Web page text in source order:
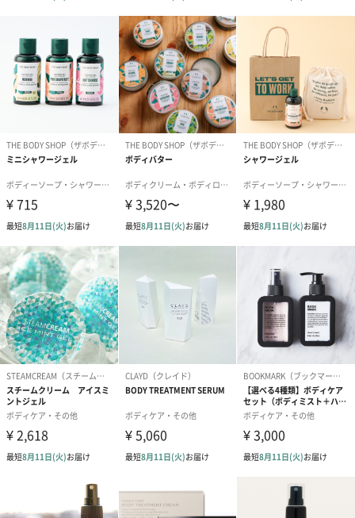
露を帯びた摘みたてのフレッシュなイングリッシュローズの香り
で、エレガントで優美な気分に包まれながらボディをすみずみま
でお手入れできます。
モリンガ
ホワイトフローラルのモリンガの香りで、優しく清らかな気分に
包まれながらボディをすみずみまでお手入れできる限定ギフトで
す。
限定バニティケースでお届け
限定バニティケースは何が入っているんだろう？ともらった瞬間
からワクワクし、
開けたときも、使ったときも喜ばれること間違いなしのギフトセ
ットです。
あらゆるジェンダーや年代、肌質の人に、心地よく美しい毎日と